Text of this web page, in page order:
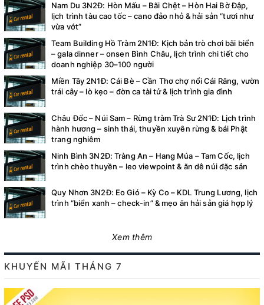
Nam Du 3N2Đ: Hòn Mấu – Bãi Chệt – Hòn Hai Bờ Đập,
lịch trình tàu cao tốc – cano đảo nhỏ & hải sản “tươi như
vừa vớt”
Team Building Hồ Tràm 2N1Đ: Kịch bản trò chơi bãi biển
– gala dinner – onsen Bình Châu, lịch trình chi tiết cho
doanh nghiệp 30–100 người
Miền Tây 2N1Đ: Cái Bè – Cần Thơ chợ nổi Cái Răng, vườn
trái cây – lò kẹo – đờn ca tài tử & lịch trình gia đình
Châu Đốc – Núi Sam – Rừng tràm Trà Sư 2N1Đ: Lịch trình
hành hương – sinh thái, thuyền xuyên rừng & bái Phật
trang nghiêm
Ninh Bình 3N2Đ: Tràng An – Hang Múa – Tam Cốc, lịch
trình chèo thuyền – leo viewpoint & ăn dê núi đặc sản
Quy Nhơn 3N2Đ: Eo Gió – Kỳ Co – KDL Trung Lương, lịch
trình “biển xanh – check-in” & mẹo ăn hải sản giá hợp lý
Xem thêm
KHUYẾN MÃI THÁNG 7